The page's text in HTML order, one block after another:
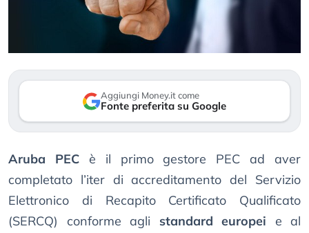
Aggiungi Money.it come
Fonte preferita su Google
Aruba PECè il primo gestore PEC ad aver
completato l’iter di accreditamento del Servizio
Elettronico di Recapito Certificato Qualificato
(SERCQ) conforme agli standard europei e al